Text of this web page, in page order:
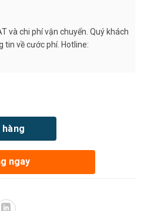
và chi phí vận chuyển. Quý khách
tin về cước phí. Hotline:
ngay